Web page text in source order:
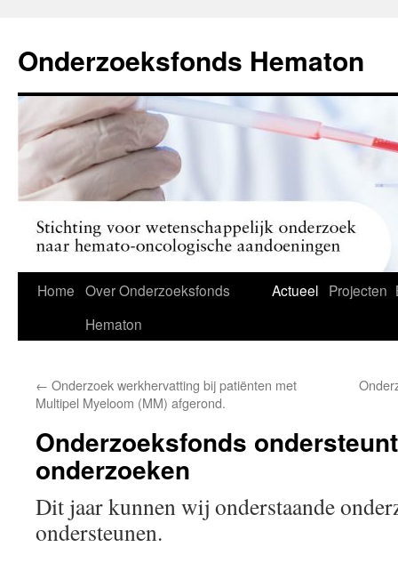
de
inhoud
Onderzoeksfonds Hematon
Home Over Onderzoeksfonds
Hematon
Actueel Projecten
← Onderzoek werkhervatting bij patiënten met
Multipel Myeloom (MM) afgerond.
Onderzoeksfonds
onderzoeken
Dit jaar kunnen wij onderstaande
ondersteunen.